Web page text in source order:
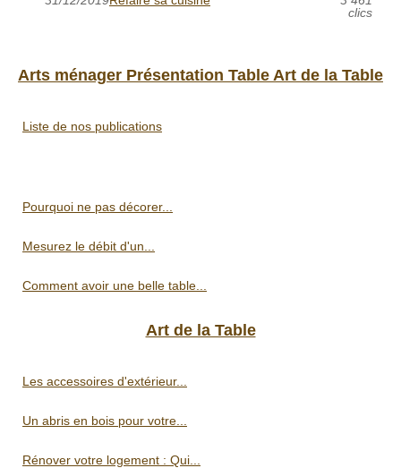
clics
Arts ménager Présentation Table Art de la Table
Liste de nos publications
Pourquoi ne pas décorer...
Mesurez le débit d'un...
Comment avoir une belle table...
Art de la Table
Les accessoires d'extérieur...
Un abris en bois pour votre...
Rénover votre logement : Qui...